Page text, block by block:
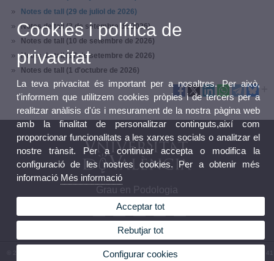
Notes de tall (29 de juliol de 2026)
Notes de tall (3 de setembre de 2026)
Notes de tall (10 de setembre de 2026)
Notes de tall (17 de setembre de 2026)
Notes de tall (1 d'octubre de 2026)
Grau en Podologia
© 2026 UV. - Av. Menéndez y Pelayo, s/n. 46010 València. Espanya. Telèfon: (+34) 96 386 41
Cookies i política de
privacitat
La teva privacitat és important per a nosaltres. Per això,
t'informem que utilitzem cookies pròpies i de tercers per a
realitzar anàlisis d'ús i mesurament de la nostra pàgina web
amb la finalitat de personalitzar continguts,així com
proporcionar funcionalitats a les xarxes socials o analitzar el
nostre trànsit. Per a continuar accepta o modifica la
configuració de les nostres cookies. Per a obtenir més
informació Més informació
Acceptar tot
Rebutjar tot
Configurar cookies